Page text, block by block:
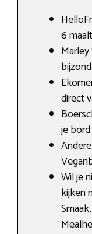
6
direct
je bord.
Wil je
kijken